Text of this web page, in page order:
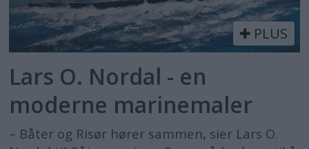
PLUS
Lars O. Nordal - en
moderne marinemaler
– Båter og Risør hører sammen, sier Lars O.